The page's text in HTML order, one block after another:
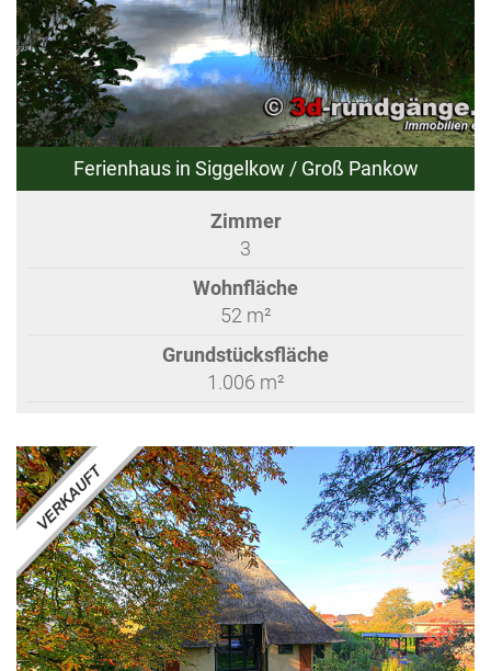
Ferienhaus in Siggelkow / Groß Pankow
Zimmer
3
Wohnfläche
52 m²
Grundstücksfläche
1.006 m²